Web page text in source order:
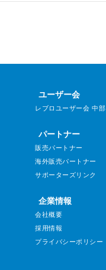
ユーザー会
レブロユーザー会 中部
パートナー
販売パートナー
海外販売パートナー
サポーターズリンク
企業情報
会社概要
採用情報
プライバシーポリシー